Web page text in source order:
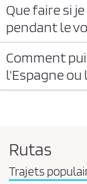
Que faire si
pendant le
Comment
l'Espagne ou
Rutas
Trajets